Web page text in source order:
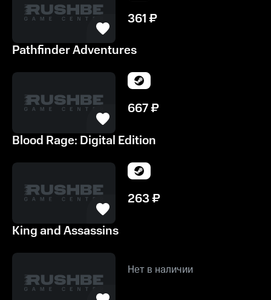
361₽
Pathfinder Adventures
667₽
Blood Rage: Digital Edition
263₽
King and Assassins
Нет в наличии